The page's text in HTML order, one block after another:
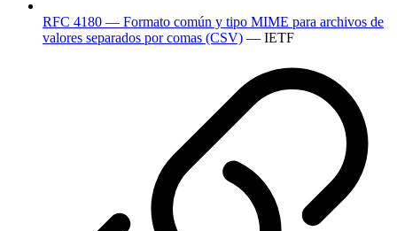
RFC 4180 — Formato común y tipo MIME para archivos de
valores separados por comas (CSV) — IETF